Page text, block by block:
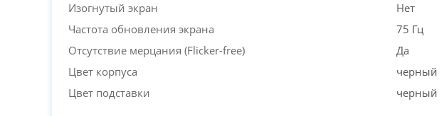
Изогнутый экран
Нет
Частота обновления экрана
75 Гц
Отсутствие мерцания (Flicker-free)
Да
Цвет корпуса
черный
Цвет подставки
черный